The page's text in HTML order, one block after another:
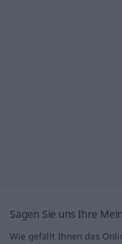
Sagen Sie uns Ihre
Wie gefällt Ihnen das